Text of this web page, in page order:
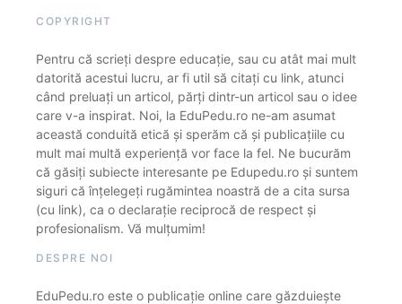
COPYRIGHT
Pentru că scrieți despre educație, sau cu atât mai mult
datorită acestui lucru, ar fi util să citați cu link, atunci
când preluați un articol, părți dintr-un articol sau o idee
care v-a inspirat. Noi, la EduPedu.ro ne-am asumat
această conduită etică și sperăm că și publicațiile cu
mult mai multă experiență vor face la fel. Ne bucurăm
că găsiți subiecte interesante pe Edupedu.ro și suntem
siguri că înțelegeți rugămintea noastră de a cita sursa
(cu link), ca o declarație reciprocă de respect și
profesionalism. Vă mulțumim!
DESPRE NOI
EduPedu.ro este o publicație online care găzduiește